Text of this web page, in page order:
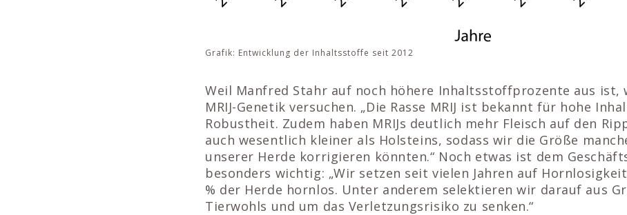
Grafik: Entwicklung der Inhaltsstoffe seit 2012
Weil Manfred Stahr auf noch höhere Inhaltsstoffprozente aus ist,
MRIJ-Genetik versuchen. „Die Rasse MRIJ ist bekannt für hohe
Robustheit. Zudem haben MRIJs deutlich mehr Fleisch auf den
auch wesentlich kleiner als Holsteins, sodass wir die Größe
unserer Herde korrigieren könnten.“ Noch etwas ist dem
besonders wichtig: „Wir setzen seit vielen Jahren auf
% der Herde hornlos. Unter anderem selektieren wir darauf aus
Tierwohls und um das Verletzungsrisiko zu senken.“